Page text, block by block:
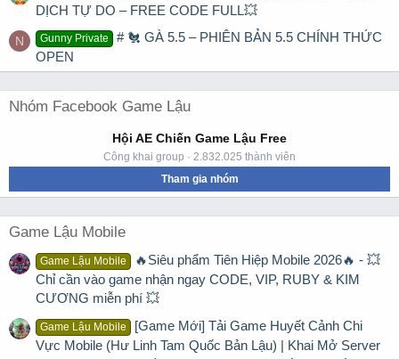
DỊCH TỰ DO – FREE CODE FULL💥
N Gunny Private
# 🐔 GÀ 5.5 – PHIÊN BẢN 5.5 CHÍNH THỨC
OPEN
Nhóm Facebook Game Lậu
Hội AE Chiến Game Lậu Free
Công khai group · 2.832.025 thành viên
Tham gia nhóm
Game Lậu Mobile
Game Lậu Mobile
🔥Siêu phẩm Tiên Hiệp Mobile 2026🔥 - 💥
Chỉ cần vào game nhận ngay CODE, VIP, RUBY & KIM
CƯƠNG miễn phí 💥
Game Lậu Mobile
[Game Mới] Tải Game Huyết Cảnh Chi
Vực Mobile (Hư Linh Tam Quốc Bản Lậu) | Khai Mở Server